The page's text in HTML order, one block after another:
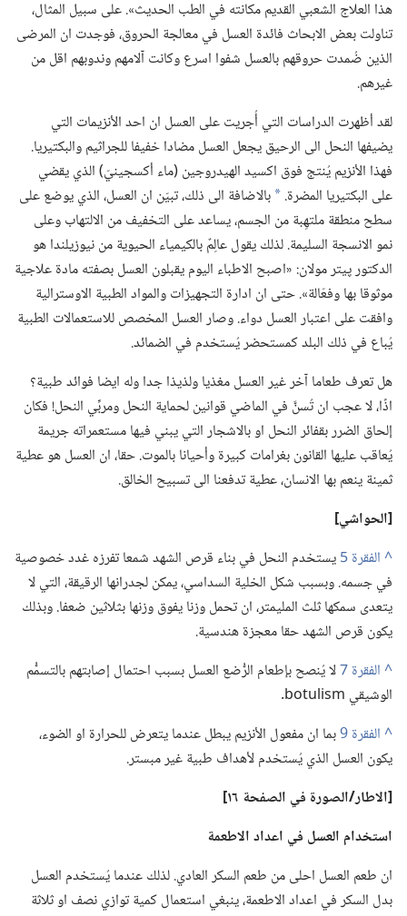
هذا العلاج الشعبي القديم مكانته في الطب الحديث».‏ على سبيل المثال،‏
تناولت بعض الابحاث فائدة العسل في معالجة الحروق،‏ فوجدت ان المرضى
الذين ضُمدت حروقهم بالعسل شفوا اسرع وكانت آلامهم وندوبهم اقل من
غيرهم.‏
لقد أظهرت الدراسات التي أُجريت على العسل ان احد الأنزيمات التي
يضيفها النحل الى الرحيق يجعل العسل مضادا خفيفا للجراثيم والبكتيريا.‏
فهذا الأنزيم يُنتج فوق اكسيد الهيدروجين (‏ماء أكسجينيّ)‏ الذي يقضي
على البكتيريا المضرة.‏ * بالاضافة الى ذلك،‏ تبيّن ان العسل،‏ الذي يوضع على
سطح منطقة ملتهِبة من الجسم،‏ يساعد على التخفيف من الالتهاب وعلى
نمو الانسجة السليمة.‏ لذلك يقول عالِمٌ بالكيمياء الحيوية من نيوزيلندا هو
الدكتور پيتر مولان:‏ «اصبح الاطباء اليوم يقبلون العسل بصفته مادة علاجية
موثوقا بها وفعّالة».‏ حتى ان ادارة التجهيزات والمواد الطبية الاوسترالية
وافقت على اعتبار العسل دواء.‏ وصار العسل المخصص للاستعمالات الطبية
يُباع في ذلك البلد كمستحضر يُستخدم في الضمائد.‏
هل تعرف طعاما آخر غير العسل مغذيا ولذيذا جدا وله ايضا فوائد طبية؟‏
اذًا،‏ لا عجب ان تُسنَّ في الماضي قوانين لحماية النحل ومربِّي النحل!‏ فكان
إلحاق الضرر بقفائر النحل او بالاشجار التي يبني فيها مستعمراته جريمة
يُعاقب عليها القانون بغرامات كبيرة وأحيانا بالموت.‏ حقا،‏ ان العسل هو عطية
ثمينة ينعم بها الانسان،‏ عطية تدفعنا الى تسبيح الخالق.‏
‏[الحواشي]‏
^
يستخدم النحل في بناء قرص الشهد شمعا تفرزه غدد خصوصية
في جسمه.‏ وبسبب شكل الخلية السداسي،‏ يمكن لجدرانها الرقيقة،‏ التي لا
يتعدى سمكها ثلث المليمتر،‏ ان تحمل وزنا يفوق وزنها بثلاثين ضعفا.‏ وبذلك
يكون قرص الشهد حقا معجزة هندسية.‏
^
لا يُنصح بإطعام الرُّضع العسل بسبب احتمال إصابتهم بالتسمُّم
الوشيقي botulism.‏
^
بما ان مفعول الأنزيم يبطل عندما يتعرض للحرارة او الضوء،‏
يكون العسل الذي يُستخدم لأهداف طبية غير مبستر.‏
‏[الاطار/‏الصورة في الصفحة ١٦]‏
استخدام العسل في اعداد الاطعمة
ان طعم العسل احلى من طعم السكر العادي.‏ لذلك عندما يُستخدم العسل
بدل السكر في اعداد الاطعمة،‏ ينبغي استعمال كمية توازي نصف او ثلاثة